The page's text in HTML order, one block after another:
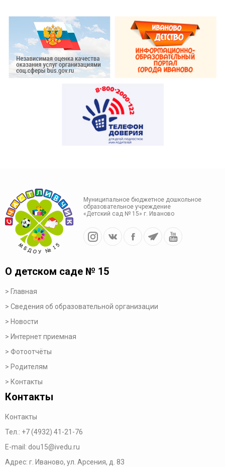
Муниципальное бюджетное дошкольное
образовательное учреждение
«Детский сад № 15» г. Иваново
О детском саде № 15
Главная
Сведения об образовательной организации
Новости
Интернет приемная
Фотоотчёты
Родителям
Контакты
Контакты
Контакты
Тел.: +7 (4932) 41-21-76
E-mail: dou15@ivedu.ru
Адрес: г. Иваново, ул. Арсения, д. 83